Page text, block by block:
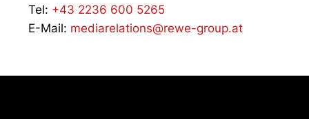
Tel: +43 2236 600 5265
E-Mail: mediarelations@rewe-group.at